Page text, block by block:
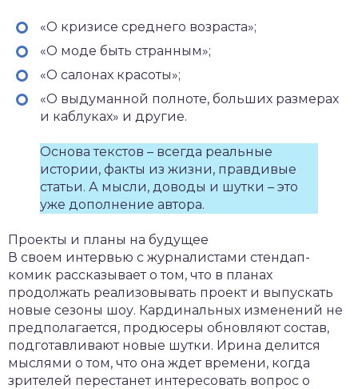
«О кризисе среднего возраста»;
«О моде быть странным»;
«О салонах красоты»;
«О выдуманной полноте, больших размерах
и каблуках» и другие.
Основа текстов – всегда реальные
истории, факты из жизни, правдивые
статьи. А мысли, доводы и шутки – это
уже дополнение автора.
Проекты и планы на будущее
В своем интервью с журналистами стендап-
комик рассказывает о том, что в планах
продолжать реализовывать проект и выпускать
новые сезоны шоу. Кардинальных изменений не
предполагается, продюсеры обновляют состав,
подготавливают новые шутки. Ирина делится
мыслями о том, что она ждет времени, когда
зрителей перестанет интересовать вопрос о